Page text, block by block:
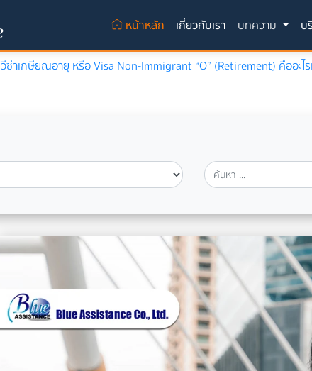
หน้าหลัก (current)
เกี่ยวกับเรา บทความ บ
วีซ่าเกษียณอายุ หรือ Visa Non-Immigrant “O” (Retirement) คืออะไ